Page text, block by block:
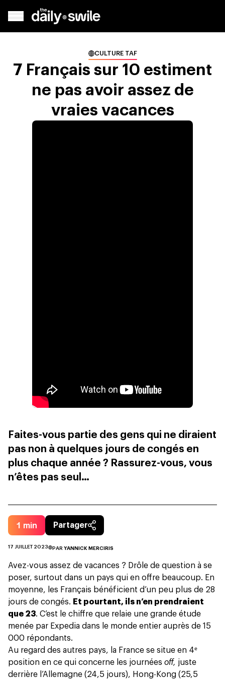
CULTURE TAF
7 Français sur 10 estiment
ne pas avoir assez de
vraies vacances
Faites-vous partie des gens qui ne diraient
pas non à quelques jours de congés en
plus chaque année ? Rassurez-vous, vous
n’êtes pas seul…
1 min Partager
17 JUILLET 2023 PAR YANNICK MERCIRIS
Avez-vous assez de vacances ? Drôle de question à se
poser, surtout dans un pays qui en offre beaucoup. En
moyenne, les Français bénéficient d’un peu plus de 28
jours de congés. Et pourtant, ils n’en prendraient
que 23. C’est le chiffre que relaie une grande étude
menée par Expedia dans le monde entier auprès de 15
000 répondants.
Au regard des autres pays, la France se situe en 4ᵉ
position en ce qui concerne les journées off, juste
derrière l’Allemagne (24,5 jours), Hong-Kong (25,5